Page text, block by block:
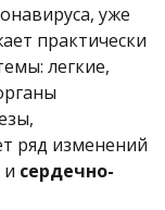
уже
практически
легкие,
ряд изменений
сердечно-